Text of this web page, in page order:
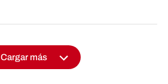
Cargar más